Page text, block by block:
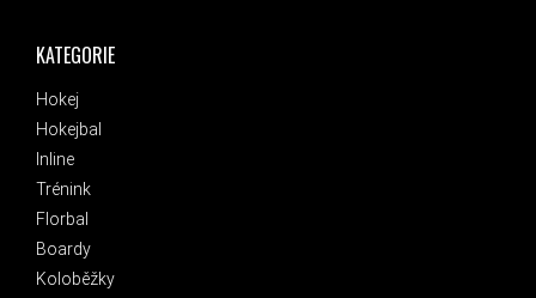
KATEGORIE
Hokej
Hokejbal
Inline
Trénink
Florbal
Boardy
Koloběžky